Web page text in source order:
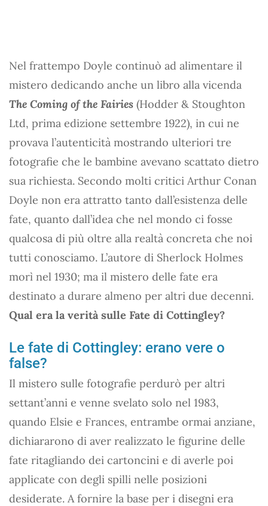
Nel frattempo Doyle continuò ad alimentare il
mistero dedicando anche un libro alla vicenda
The Coming of the Fairies (Hodder & Stoughton
Ltd, prima edizione settembre 1922), in cui ne
provava l’autenticità mostrando ulteriori tre
fotografie che le bambine avevano scattato dietro
sua richiesta. Secondo molti critici Arthur Conan
Doyle non era attratto tanto dall’esistenza delle
fate, quanto dall’idea che nel mondo ci fosse
qualcosa di più oltre alla realtà concreta che noi
tutti conosciamo. L’autore di Sherlock Holmes
morì nel 1930; ma il mistero delle fate era
destinato a durare almeno per altri due decenni.
Qual era la verità sulle Fate di Cottingley?
Le fate di Cottingley: erano vere o
false?
Il mistero sulle fotografie perdurò per altri
settant’anni e venne svelato solo nel 1983,
quando Elsie e Frances, entrambe ormai anziane,
dichiararono di aver realizzato le figurine delle
fate ritagliando dei cartoncini e di averle poi
applicate con degli spilli nelle posizioni
desiderate. A fornire la base per i disegni era